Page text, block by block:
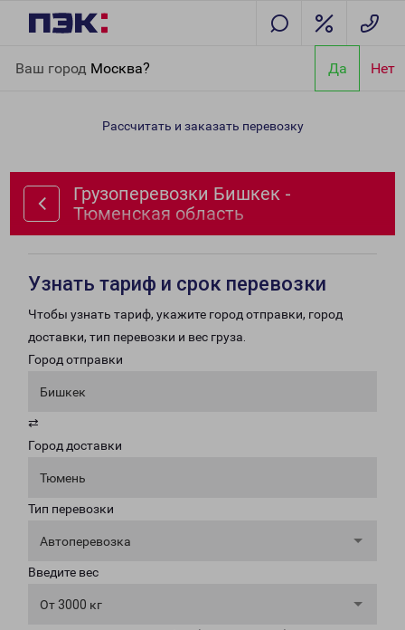
Ваш город Москва? Да Нет
область
Рассчитать и заказать перевозку
Грузоперевозки Бишкек -
Тюменская область
Узнать тариф и срок перевозки
Чтобы узнать тариф, укажите город отправки, город
доставки, тип перевозки и вес груза.
Город отправки
Бишкек
⇄
Город доставки
Тюмень
Тип перевозки
Автоперевозка
Введите вес
От 3000 кг